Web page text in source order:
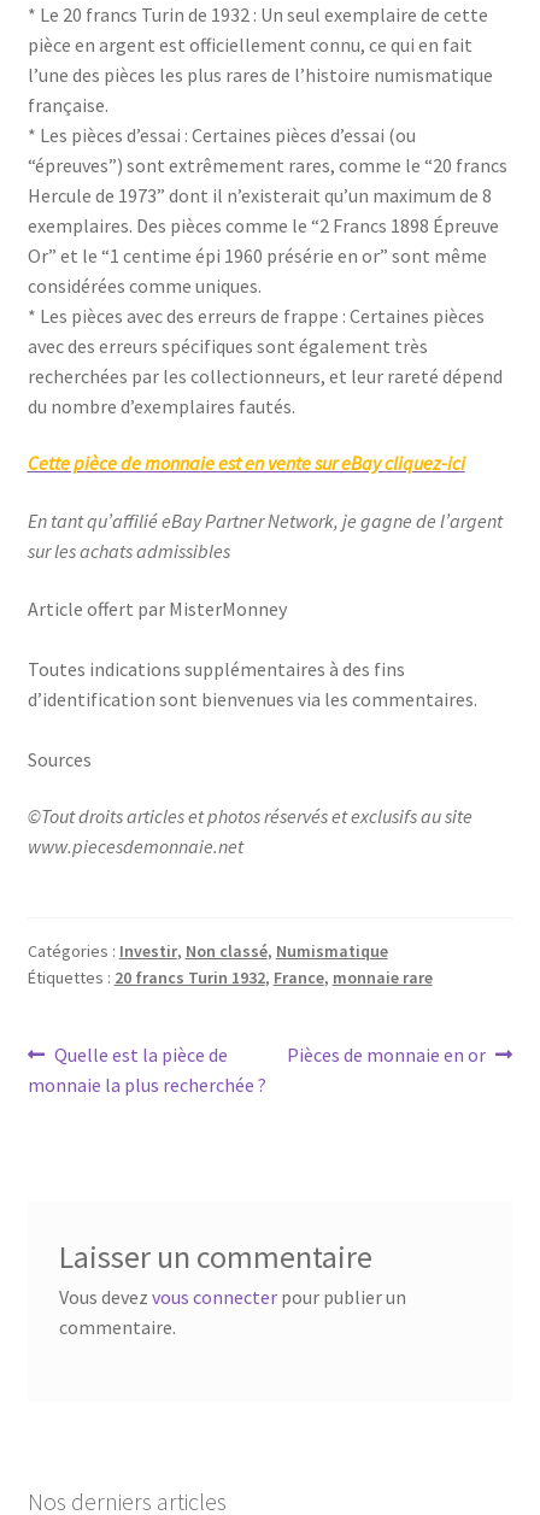
* Le 20 francs Turin de 1932 : Un seul exemplaire de cette
pièce en argent est officiellement connu, ce qui en fait
l’une des pièces les plus rares de l’histoire numismatique
française.
* Les pièces d’essai : Certaines pièces d’essai (ou
“épreuves”) sont extrêmement rares, comme le “20 francs
Hercule de 1973” dont il n’existerait qu’un maximum de 8
exemplaires. Des pièces comme le “2 Francs 1898 Épreuve
Or” et le “1 centime épi 1960 présérie en or” sont même
considérées comme uniques.
* Les pièces avec des erreurs de frappe : Certaines pièces
avec des erreurs spécifiques sont également très
recherchées par les collectionneurs, et leur rareté dépend
du nombre d’exemplaires fautés.
Cette pièce de monnaie est en vente sur eBay cliquez-ici
En tant qu’affilié eBay Partner Network, je gagne de l’argent
sur les achats admissibles
Article offert par MisterMonney
Toutes indications supplémentaires à des fins
d’identification sont bienvenues via les commentaires.
Sources
©Tout droits articles et photos réservés et exclusifs au site
www.piecesdemonnaie.net
Catégories : Investir, Non classé, Numismatique
Étiquettes : 20 francs Turin 1932, France, monnaie rare
Quelle est la pièce de
monnaie la plus recherchée ?
Pièces de monnaie en or
Laisser un commentaire
Vous devez vous connecterpour publier un
commentaire.
Nos derniers articles